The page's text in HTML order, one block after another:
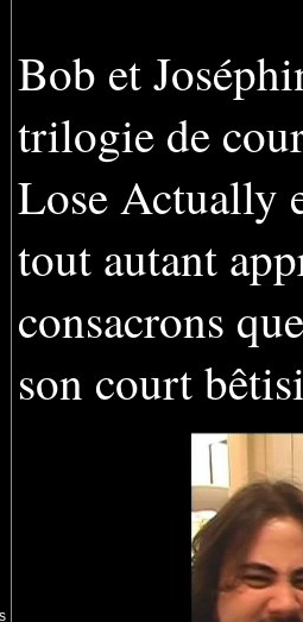
Bob et
trilogie de
Lose Actually
tout autant
consacrons
son court